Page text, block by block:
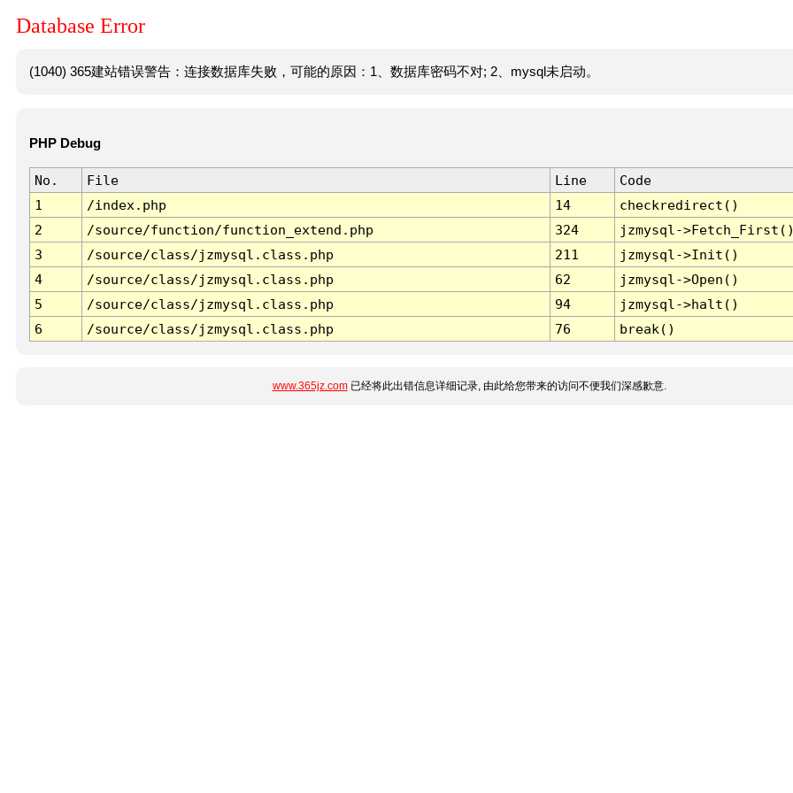
Database Error
(1040) 365建站错误警告：连接数据库失败，可能的原因：1、数据库密码不对; 2、mysql未启动。
PHP Debug
No. File Line
Code
1
/index.php 14
checkredirect()
2
/source/function/function_extend.php 324
jzmysql-
3
/source/class/jzmysql.class.php 211
jzmysql->Init()
4
/source/class/jzmysql.class.php 62
jzmysql->Open()
5
/source/class/jzmysql.class.php 94
jzmysql->halt()
6
/source/class/jzmysql.class.php 76 break()
www.365jz.com已经将此出错信息详细记录, 由此给您带来的访问不便我们深感歉意.